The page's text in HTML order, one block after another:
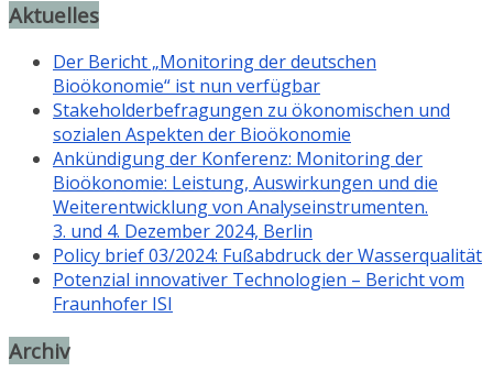
Aktuelles
Der Bericht „Monitoring der deutschen
Bioökonomie“ ist nun verfügbar
Stakeholderbefragungen zu ökonomischen und
sozialen Aspekten der Bioökonomie
Ankündigung der Konferenz: Monitoring der
Bioökonomie: Leistung, Auswirkungen und die
Weiterentwicklung von Analyseinstrumenten.
3. und 4. Dezember 2024, Berlin
Policy brief 03/2024: Fußabdruck der Wasserqualität
Potenzial innovativer Technologien – Bericht vom
Fraunhofer ISI
Archiv